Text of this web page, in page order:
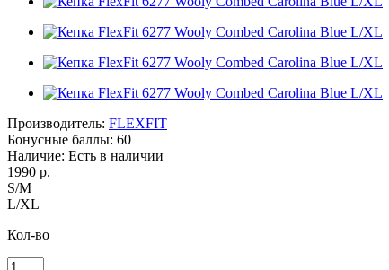
Производитель: FLEXFIT
Бонусные баллы: 60
Наличие: Есть в наличии
1990 р.
S/M
L/XL
Кол-во